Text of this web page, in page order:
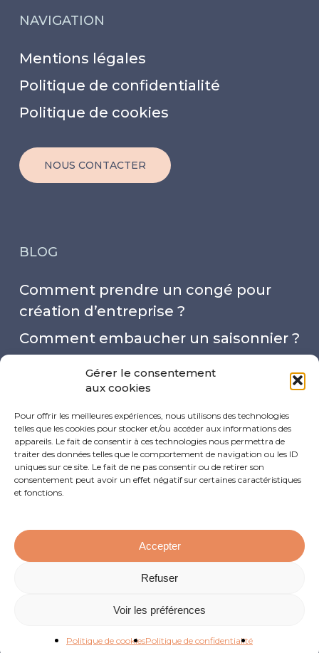
Gérer le consentement
aux cookies
Pour offrir les meilleures expériences, nous utilisons des technologies
telles que les cookies pour stocker et/ou accéder aux informations des
appareils. Le fait de consentir à ces technologies nous permettra de
traiter des données telles que le comportement de navigation ou les ID
uniques sur ce site. Le fait de ne pas consentir ou de retirer son
consentement peut avoir un effet négatif sur certaines caractéristiques
et fonctions.
Accepter
Refuser
Voir les préférences
Politique de cookiesPolitique de confidentialité
NAVIGATION
Mentions légales
Politique de confidentialité
Politique de cookies
NOUS CONTACTER
BLOG
Comment prendre un congé pour
création d’entreprise ?
Comment embaucher un saisonnier ?
Remplir mon relevé de solde d’IS : le
mode d’emploi
Capital social : 4 choses à savoir !
Quel est le taux de cotisations des
professions libérales en micro-
entreprise ?
— Direction artistique et création du